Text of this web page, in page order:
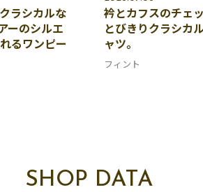
ラシカルな
ーのシルエ
るワンピー
衿とカフスのチェ
とびきりクラシカ
ャツ。
フィント
SHOP DATA